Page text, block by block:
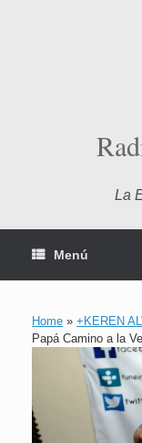
La
Menú
Home » +KEREN
Papá Camino a la